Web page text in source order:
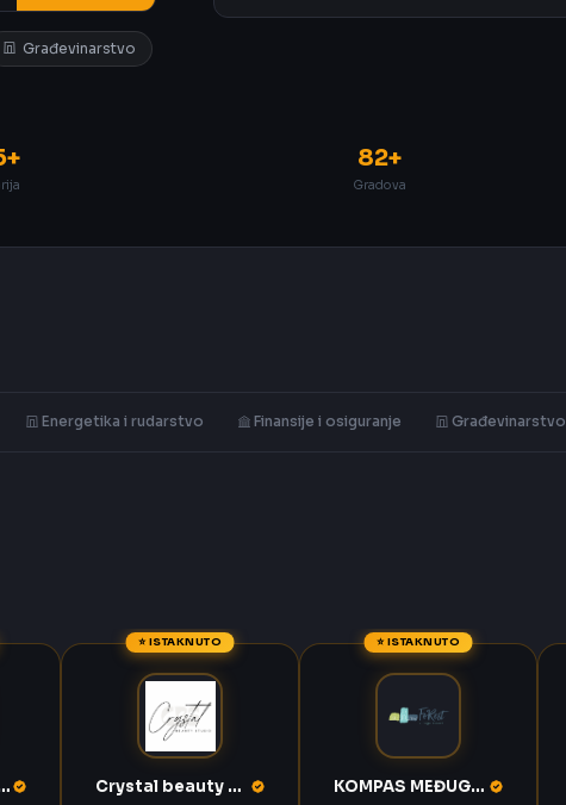
Građevinarstvo
82+
Gradova
Energetika i rudarstvo Finansije i osiguranje Građevinarstvo
Sarajevo
⭐ ISTAKNUTO
Crystal beauty studio Sarajevo
⭐ ISTAKNUTO
KOMPAS MEĐUGORJE d.d. Međugorje